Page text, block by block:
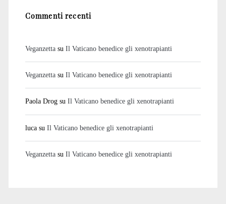
Commenti recenti
Veganzettasu Il Vaticano benedice gli xenotrapianti
Veganzettasu Il Vaticano benedice gli xenotrapianti
Paola Drogsu Il Vaticano benedice gli xenotrapianti
lucasu Il Vaticano benedice gli xenotrapianti
Veganzettasu Il Vaticano benedice gli xenotrapianti